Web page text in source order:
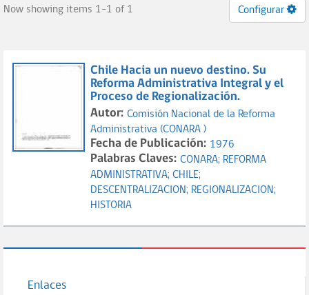
Now showing items 1-1 of 1 Configurar
Chile Hacia un nuevo destino. Su
Reforma Administrativa Integral y el
Proceso de Regionalización.
Autor: Comisión Nacional de la Reforma
Administrativa (CONARA )
Fecha de Publicación: 1976
Palabras Claves: CONARA; REFORMA
ADMINISTRATIVA; CHILE;
DESCENTRALIZACION; REGIONALIZACION;
HISTORIA
Enlaces